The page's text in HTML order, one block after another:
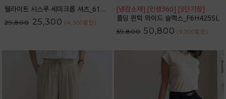
웰라이트 시스루 세미크롭 셔츠_61SH2490
29,800 25,300 (4,500할인 )
[냉감소재] [인생360] [3단기장]
폴딩 핀턱 와이드 슬랙스_F6H425SL
59,800 50,800 (9,000할인 )